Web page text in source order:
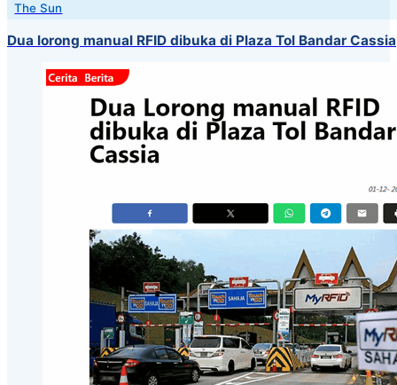
The Sun
Dua lorong manual RFID dibuka di Plaza Tol Bandar Cassia